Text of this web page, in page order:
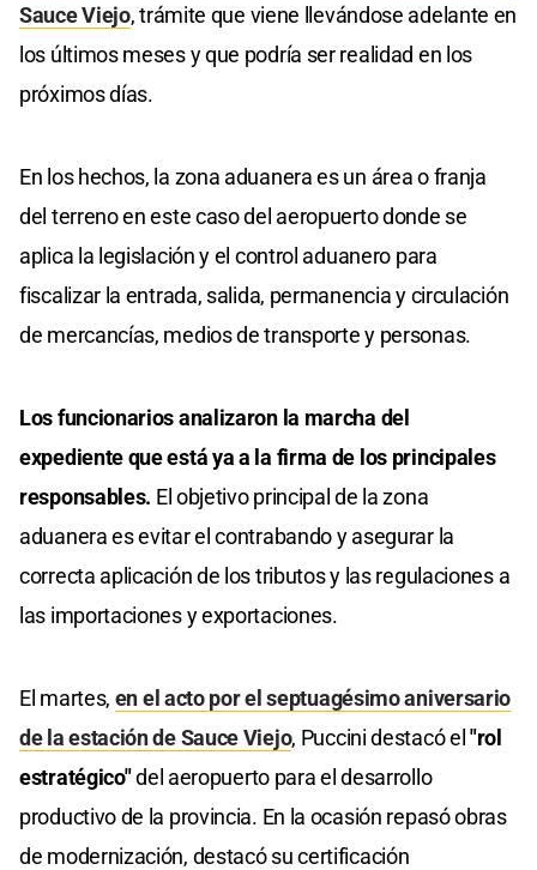
Sauce Viejo, trámite que viene llevándose adelante en
los últimos meses y que podría ser realidad en los
próximos días.
En los hechos, la zona aduanera es un área o franja
del terreno en este caso del aeropuerto donde se
aplica la legislación y el control aduanero para
fiscalizar la entrada, salida, permanencia y circulación
de mercancías, medios de transporte y personas.
Los funcionarios analizaron la marcha del
expediente que está ya a la firma de los principales
responsables. El objetivo principal de la zona
aduanera es evitar el contrabando y asegurar la
correcta aplicación de los tributos y las regulaciones a
las importaciones y exportaciones.
El martes, en el acto por el septuagésimo aniversario
de la estación de Sauce Viejo, Puccini destacó el"rol
estratégico"del aeropuerto para el desarrollo
productivo de la provincia. En la ocasión repasó obras
de modernización, destacó su certificación